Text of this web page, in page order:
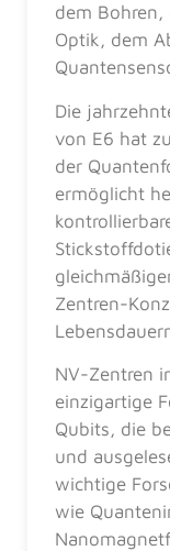
dem
Optik, dem
Die
von E6 hat
der
ermöglicht
Zentren-
NV-Zentren
einzigartige
Qubits, die
und
wichtige
wie